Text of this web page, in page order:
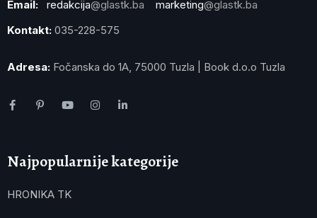
Email: redakcija@glastk.ba marketing@glastk.ba
Kontakt: 035-228-575
Adresa: Fočanska do 1A, 75000 Tuzla | Book d.o.o Tuzla
Najpopularnije kategorije
HRONIKA TK